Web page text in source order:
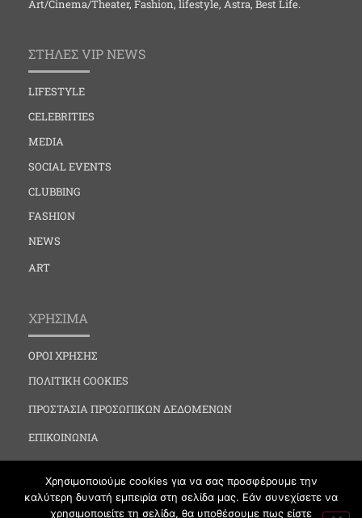
Art/Cinema/Theater, Fashion, lifestyle, Astra, Best Life.
ΣΤΗΛΕΣ VIP NEWS
LIFESTYLE
CELEBRITIES
MEDIA
SOCIAL EVENTS
CLUBBING
FASHION
NEWS
ART
ΧΡΗΣΙΜΑ
ΟΡΟΙ ΧΡΗΣΗΣ
ΠΟΛΙΤΙΚΗ COOKIES
ΠΡΟΣΤΑΣΙΑ ΠΡΟΣΩΠΙΚΩΝ ΔΕΔΟΜΕΝΩΝ
ΕΠΙΚΟΙΝΩΝΙΑ
Χρησιμοποιούμε cookies για να σας προσφέρουμε την
καλύτερη δυνατή εμπειρία στη σελίδα μας. Εάν συνεχίσετε να
χρησιμοποιείτε τη σελίδα, θα υποθέσουμε πως είστε